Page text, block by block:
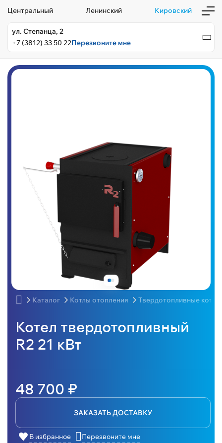
Центральный Ленинский Кировский
ул. Степанца, 2
+7 (3812) 33 50 22Перезвоните мне
Каталог Котлы отопления Твердотопливные котлы
Котел твердотопливный
R2 21 кВт
48 700 ₽
ЗАКАЗАТЬ ДОСТАВКУ
В избранное Перезвоните мне